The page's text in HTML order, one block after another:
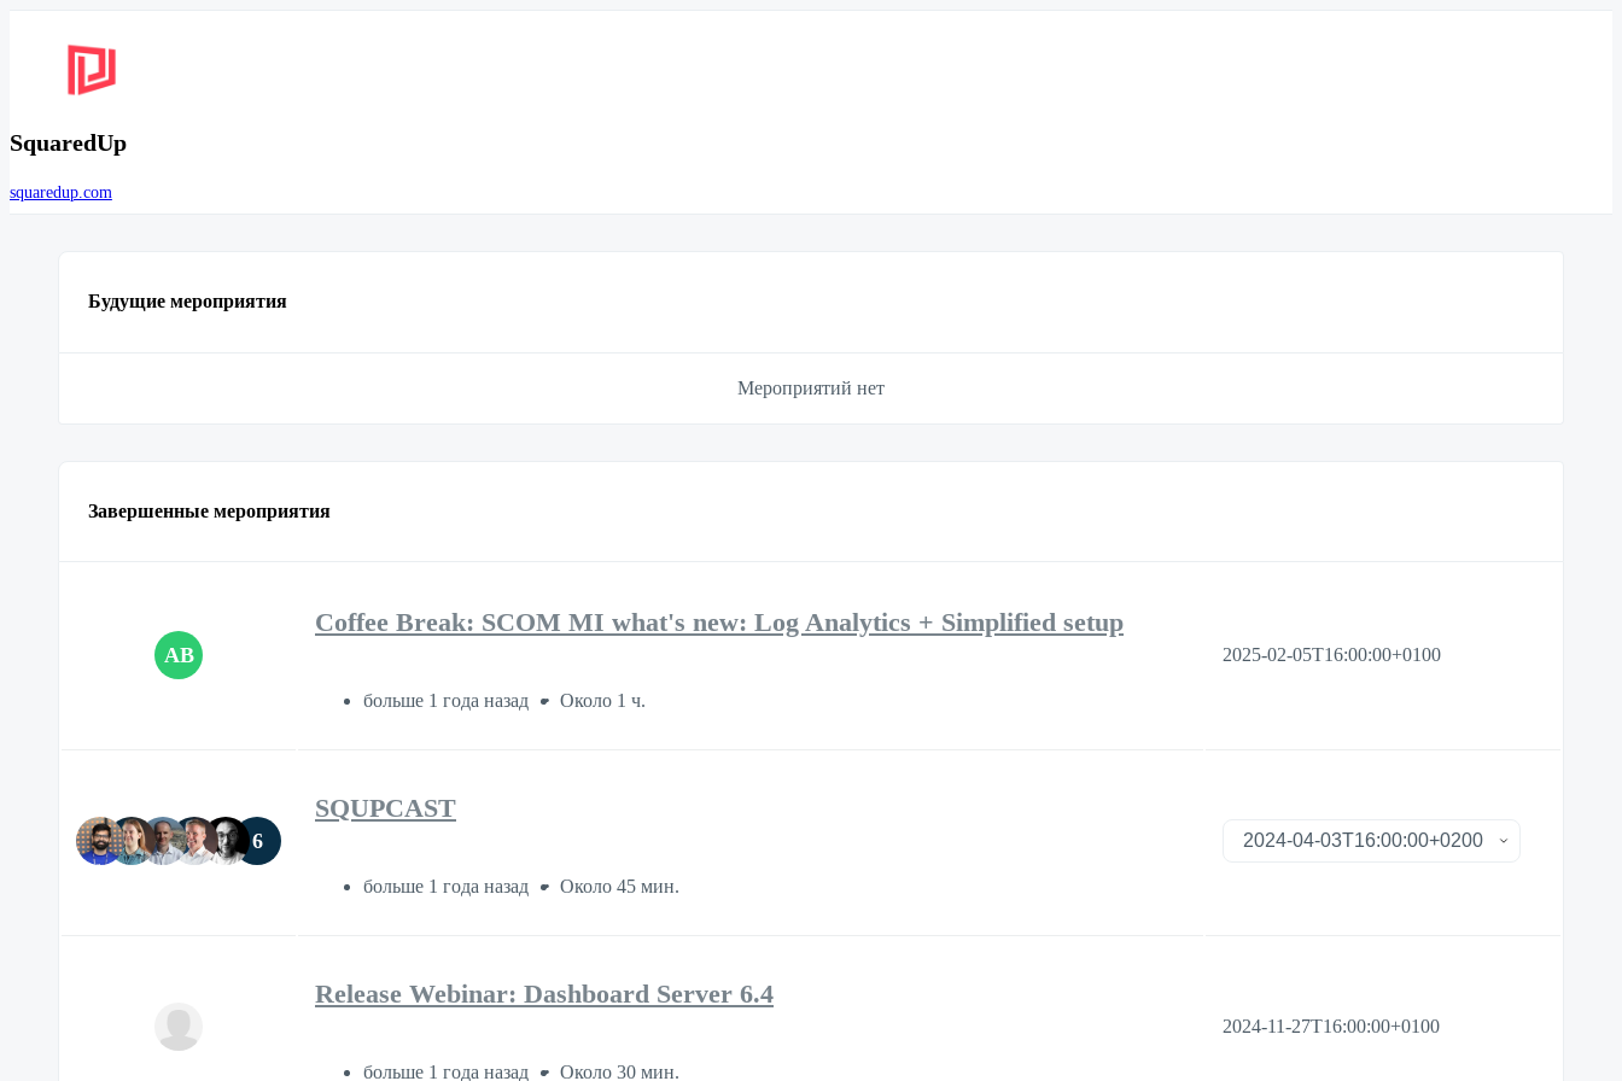
SquaredUp
squaredup.com
Будущие мероприятия
Мероприятий нет
Завершенные мероприятия
AB
Coffee Break: SCOM MI what's new: Log Analytics + Simplified setup
больше 1 года назад Около 1 ч.
2025-02-05T16:00:00+0100
6
SQUPCAST
больше 1 года назад Около 45 мин.
Release Webinar: Dashboard Server 6.4
больше 1 года назад Около 30 мин.
2024-11-27T16:00:00+0100